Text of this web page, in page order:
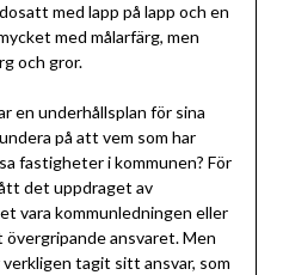
med lapp på lapp och en
med målarfärg, men
och gror.
en underhållsplan för sina
på att vem som har
fastigheter i kommunen? För
det uppdraget av
vara kommunledningen eller
ansvaret. Men
tagit sitt ansvar, som